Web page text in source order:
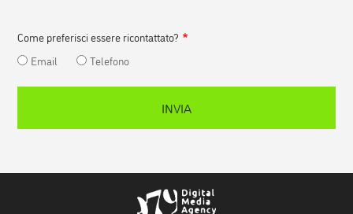
Come preferisci essere ricontattato?
Email
Telefono